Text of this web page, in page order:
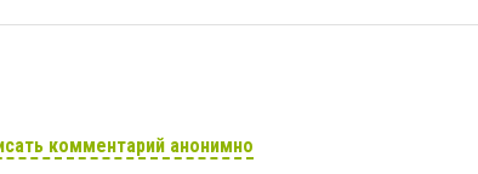
комментарий анонимно